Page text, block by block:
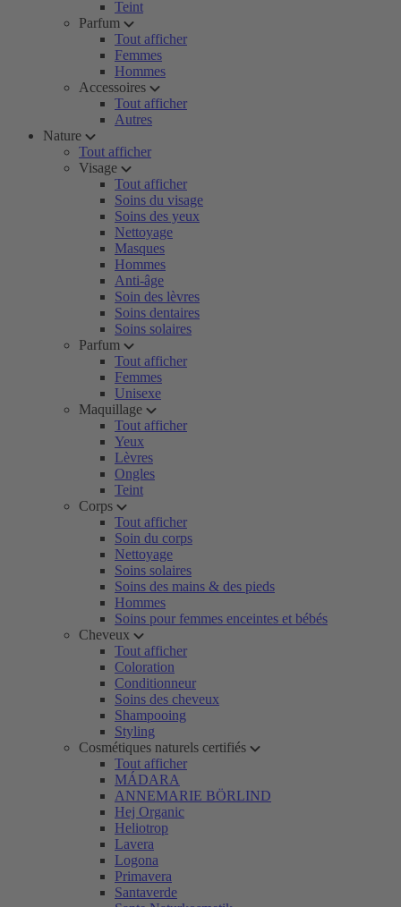
Teint
Parfum
Tout afficher
Femmes
Hommes
Accessoires
Tout afficher
Autres
Nature
Tout afficher
Visage
Tout afficher
Soins du visage
Soins des yeux
Nettoyage
Masques
Hommes
Anti-âge
Soin des lèvres
Soins dentaires
Soins solaires
Parfum
Tout afficher
Femmes
Unisexe
Maquillage
Tout afficher
Yeux
Lèvres
Ongles
Teint
Corps
Tout afficher
Soin du corps
Nettoyage
Soins solaires
Soins des mains & des pieds
Hommes
Soins pour femmes enceintes et bébés
Cheveux
Tout afficher
Coloration
Conditionneur
Soins des cheveux
Shampooing
Styling
Cosmétiques naturels certifiés
Tout afficher
MÁDARA
ANNEMARIE BÖRLIND
Hej Organic
Heliotrop
Lavera
Logona
Primavera
Santaverde